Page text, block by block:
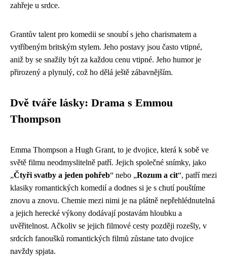
zahřeje u srdce.
Grantův talent pro komedii se snoubí s jeho charismatem a
vytříbeným britským stylem. Jeho postavy jsou často vtipné,
aniž by se snažily být za každou cenu vtipné. Jeho humor je
přirozený a plynulý, což ho dělá ještě zábavnějším.
Dvě tváře lásky: Drama s Emmou
Thompson
Emma Thompson a Hugh Grant, to je dvojice, která k sobě ve
světě filmu neodmyslitelně patří. Jejich společné snímky, jako
„Čtyři svatby a jeden pohřeb“ nebo „Rozum a cit“, patří mezi
klasiky romantických komedií a dodnes si je s chutí pouštíme
znovu a znovu. Chemie mezi nimi je na plátně nepřehlédnutelná
a jejich herecké výkony dodávají postavám hloubku a
uvěřitelnost. Ačkoliv se jejich filmové cesty později rozešly, v
srdcích fanoušků romantických filmů zůstane tato dvojice
navždy spjata.